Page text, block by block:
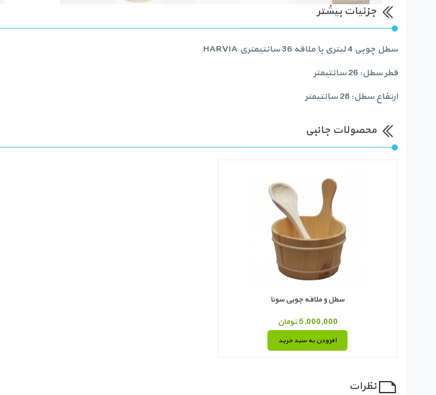
جزئیات بیشتر
سطل چوبی 4 لیتری با ملاقه 36 سانتیمتری HARVIA
قطر سطل: 26 سانتیمتر
ارتفاع سطل: 28 سانتیمتر
محصولات جانبی
سطل و ملاقه چوبی سونا
5,000,000 تومان
افزودن به سبد خرید
نظرات